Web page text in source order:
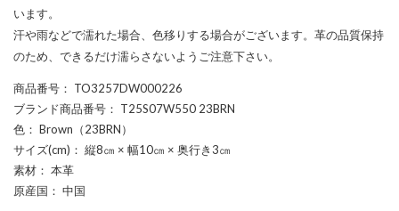
います。
汗や雨などで濡れた場合、色移りする場合がございます。革の品質保持
のため、できるだけ濡らさないようご注意下さい。
商品番号 ： TO3257DW000226
ブランド商品番号 ： T25S07W550 23BRN
色 ： Brown（23BRN）
サイズ(cm) ： 縦8㎝ × 幅10㎝ × 奥行き3㎝
素材 ： 本革
原産国 ： 中国